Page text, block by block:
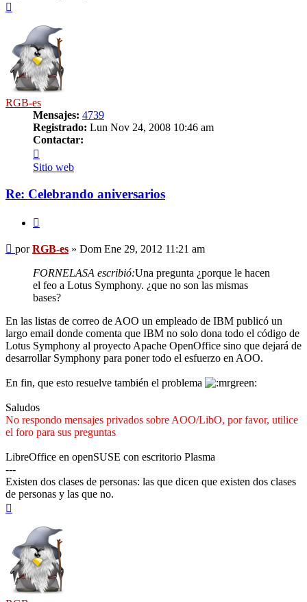
RGB-es
Mensajes: 4739
Registrado: Lun Nov 24, 2008 10:46 am
Contactar:
RGB-
es
Sitio web
Re: Celebrando aniversarios
Mensaje
porRGB-es » Dom Ene 29, 2012 11:21 am
FORNELASA escribió:Una pregunta ¿porque le hacen
el feo a Lotus Symphony. ¿que no son las mismas
bases?
En las listas de correo de AOO un empleado de IBM publicó un
largo email donde comenta que IBM no solo dona todo el código de
Lotus Symphony al proyecto Apache OpenOffice sino que dejará de
desarrollar Symphony para poner todo el esfuerzo en AOO.
En fin, que esto resuelve también el problema
Saludos
No respondo mensajes privados sobre AOO/LibO, por favor, utilice
el foro para sus preguntas
LibreOffice en openSUSE con escritorio Plasma
---
Existen dos clases de personas: las que dicen que existen dos clases
de personas y las que no.